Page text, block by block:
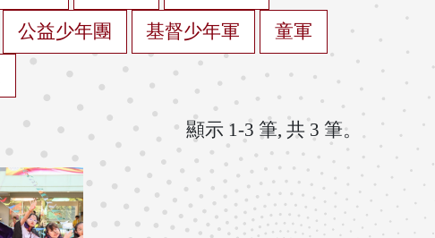
公益少年團 基督少年軍 童軍
顯示 1-3 筆, 共 3 筆。